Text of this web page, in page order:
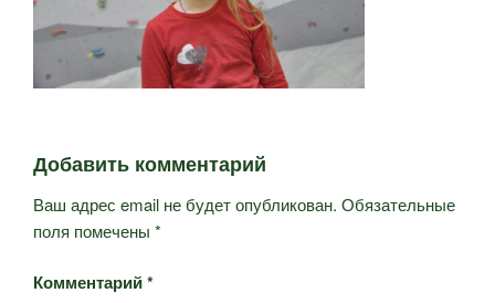
Добавить комментарий
Ваш адрес email не будет опубликован. Обязательные
поля помечены *
Комментарий*